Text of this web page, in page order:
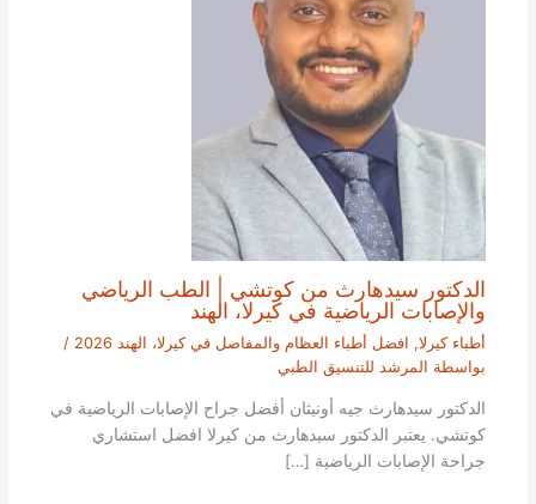
الدكتور سيدهارث من كوتشي | الطب الرياضي
والإصابات الرياضية في كيرلا، الهند
أطباء كيرلا, افضل أطباء العظام والمفاصل في كيرلا، الهند 2026
/
بواسطة المرشد للتنسيق الطبي
الدكتور سيدهارث جيه أونيثان أفضل جراح الإصابات الرياضية في
كوتشي. يعتبر الدكتور سيدهارث من كيرلا افضل استشاري
جراحة الإصابات الرياضية […]